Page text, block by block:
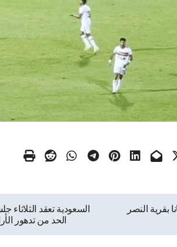
مواطنا مجانا بقرية النصر
السعودية تعقد
الحد من تدهور